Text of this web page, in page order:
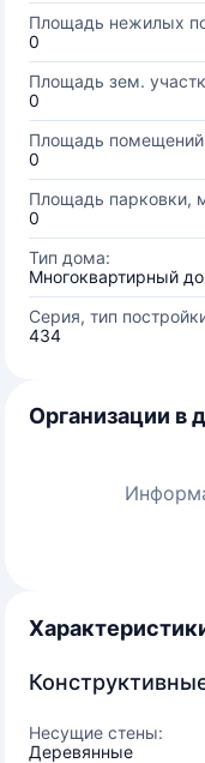
Площадь нежилых
0
Площадь зем.
0
Площадь
0
Площадь парковки,
0
Тип дома:
Многоквартирный
Серия, тип
434
Организации в
Несущие стены:
Деревянные